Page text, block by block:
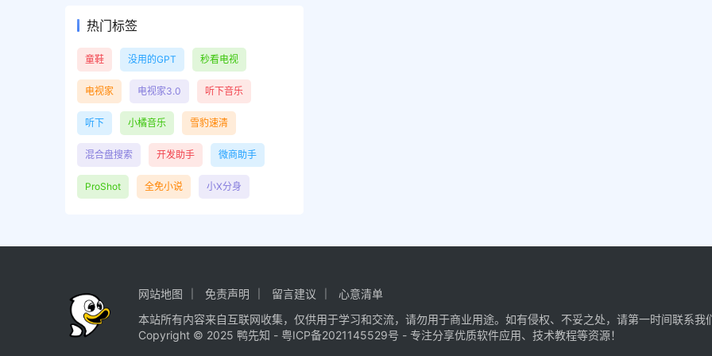
热门标签
童鞋 没用的GPT 秒看电视
电视家 电视家3.0 听下音乐
听下 小橘音乐 雪豹速清
混合盘搜索 开发助手 微商助手
ProShot 全免小说 小X分身
网站地图 免责声明 留言建议
心意清单
本站所有内容来自互联网收集，仅供用于学习和交流，请勿用于商业用途。如有侵权、不妥之处，请第一时间联系我
Copyright © 2025 鸭先知 -粤ICP备2021145529号 - 专注分享优质软件应用、技术教程等资源！